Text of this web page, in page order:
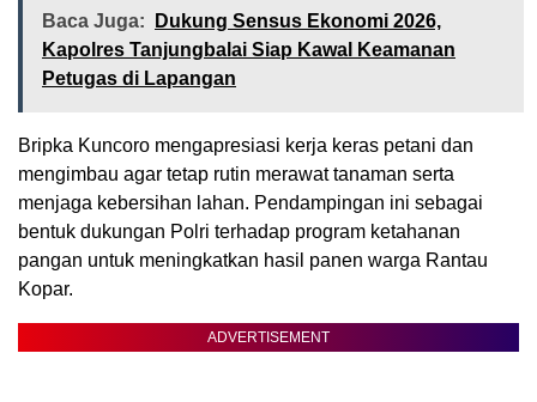
Baca Juga:
Dukung Sensus Ekonomi 2026,
Kapolres Tanjungbalai Siap Kawal Keamanan
Petugas di Lapangan
Bripka Kuncoro mengapresiasi kerja keras petani dan
mengimbau agar tetap rutin merawat tanaman serta
menjaga kebersihan lahan. Pendampingan ini sebagai
bentuk dukungan Polri terhadap program ketahanan
pangan untuk meningkatkan hasil panen warga Rantau
Kopar.
ADVERTISEMENT